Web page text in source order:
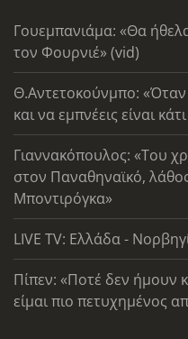
Γουεμπανιάμα: «Θα
τον Φουρνιέ» (vid)
Θ.Αντετοκούνμπο:
και να εμπνέεις είναι
Γιαννακόπουλος: «Του
στον Παναθηναϊκό,
Μποντιρόγκα»
LIVE TV: Ελλάδα -
Πίπεν: «Ποτέ δεν ήμουν
είμαι πιο πετυχημένος